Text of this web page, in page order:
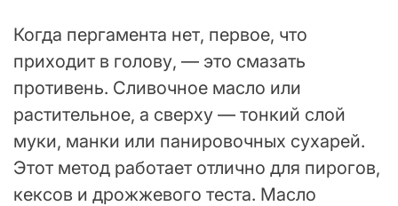
Когда пергамента нет, первое, что
приходит в голову, — это смазать
противень. Сливочное масло или
растительное, а сверху — тонкий слой
муки, манки или панировочных сухарей.
Этот метод работает отлично для пирогов,
кексов и дрожжевого теста. Масло